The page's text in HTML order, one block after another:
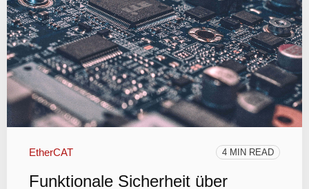
EtherCAT 4 MIN READ
Funktionale Sicherheit über